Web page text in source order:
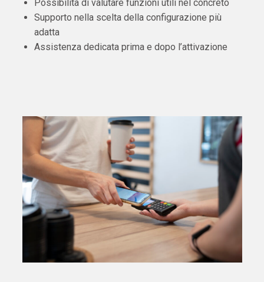
Possibilità di valutare funzioni utili nel concreto
Supporto nella scelta della configurazione più
adatta
Assistenza dedicata prima e dopo l’attivazione